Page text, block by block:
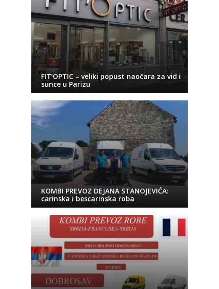
FIT’OPTIC – veliki popust naočara za vid i
sunce u Parizu
KOMBI PREVOZ DEJANA STANOJEVIĆA:
carinska i bescarinska roba